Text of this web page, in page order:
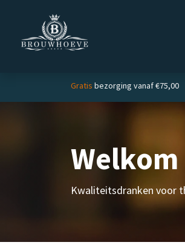
Gratis bezorging vanaf
Kwaliteitsdranken voor